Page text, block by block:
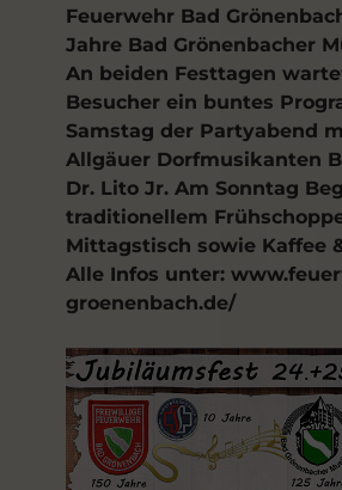
Feuerwehr Bad
Jahre Bad Grönenbacher
An beiden Festtagen
Besucher ein buntes
Samstag der Partyabend
Allgäuer Dorfmusikanten
Dr. Lito Jr. Am Sonntag
traditionellem
Mittagstisch sowie Kaffee
Alle Infos unter:
groenenbach.de/